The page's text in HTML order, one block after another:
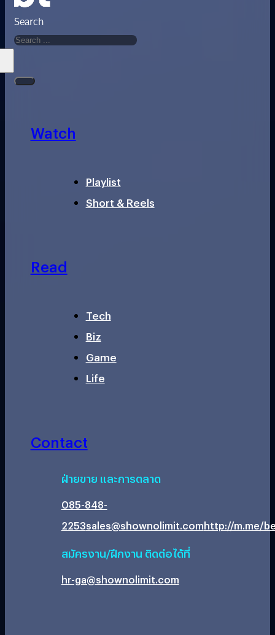
Search
Watch
Playlist
Short & Reels
Read
Tech
Biz
Game
Life
Contact
ฝ่ายขาย และการตลาด
085-848-
2253sales@shownolimit.comhttp://m.me/
สมัครงาน/ฝึกงาน ติดต่อได้ที่
hr-ga@shownolimit.com